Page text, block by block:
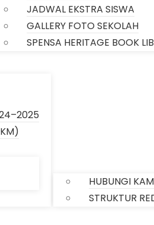
JADWAL EKSTRA SISWA
GALLERY FOTO SEKOLAH
SPENSA HERITAGE BOOK
HUBUNGI
STRUKTUR